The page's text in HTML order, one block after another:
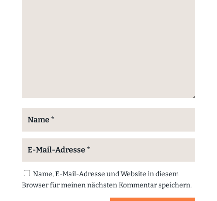
Name, E-Mail-Adresse und Website in diesem
Browser für meinen nächsten Kommentar speichern.